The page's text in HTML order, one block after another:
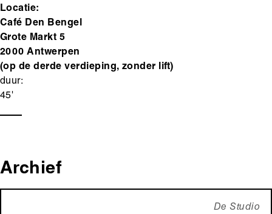
Locatie:
Café Den Bengel
Grote Markt 5
2000 Antwerpen
(op de derde verdieping, zonder lift)
duur:
45'
Archief
De Studio